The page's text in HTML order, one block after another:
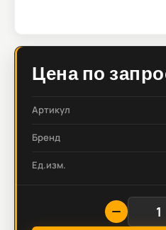
Цена по
Артикул
Бренд
Ед.изм.